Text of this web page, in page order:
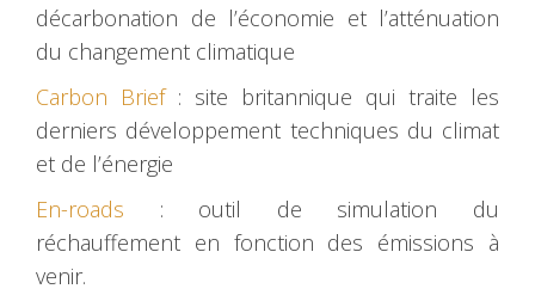
décarbonation de l’économie et l’atténuation
du changement climatique
Carbon Brief: site britannique qui traite les
derniers développement techniques du climat
et de l’énergie
En-roads : outil de simulation du
réchauffement en fonction des émissions à
venir.